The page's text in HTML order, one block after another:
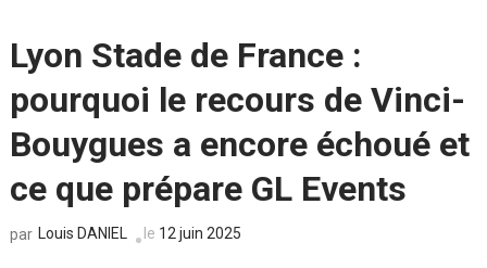
Lyon Stade de France :
pourquoi le recours de Vinci-
Bouygues a encore échoué et
ce que prépare GL Events
par Louis DANIEL le 12 juin 2025